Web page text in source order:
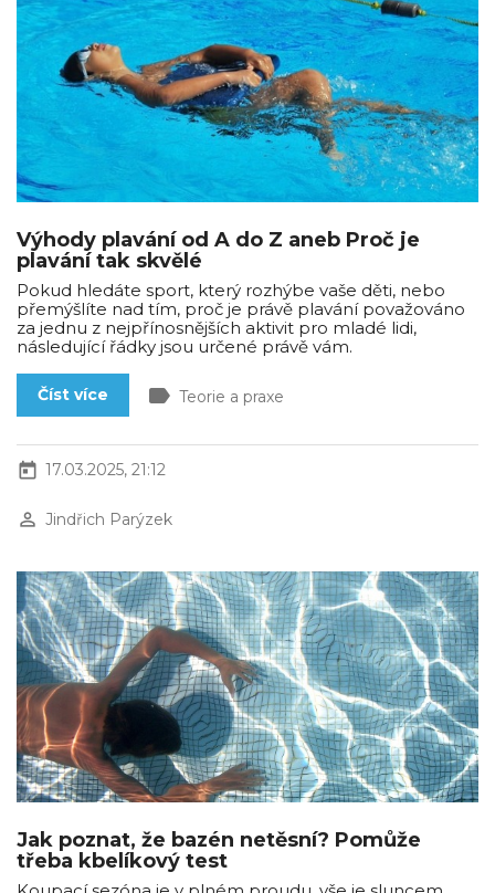
Výhody plavání od A do Z aneb Proč je
plavání tak skvělé
Pokud hledáte sport, který rozhýbe vaše děti, nebo
přemýšlíte nad tím, proč je právě plavání považováno
za jednu z nejpřínosnějších aktivit pro mladé lidi,
následující řádky jsou určené právě vám.
Číst více label Teorie a praxe
today 17.03.2025, 21:12
perm_identity Jindřich Parýzek
Jak poznat, že bazén netěsní? Pomůže
třeba kbelíkový test